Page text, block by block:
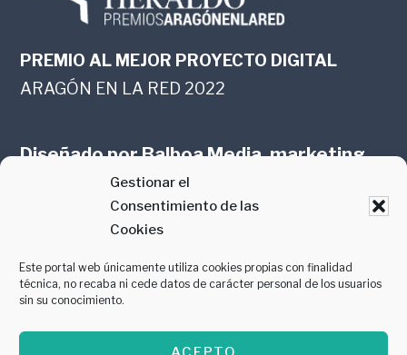
Gestionar el
Consentimiento de las
Cookies
Este portal web únicamente utiliza cookies propias con finalidad
técnica, no recaba ni cede datos de carácter personal de los usuarios
sin su conocimiento.
PREMIO AL MEJOR PROYECTO DIGITAL
ARAGÓN EN LA RED 2022
Diseñado porBalboa Media, marketing
online en Zaragoza
PREMIO AL MEJOR CONTENIDO